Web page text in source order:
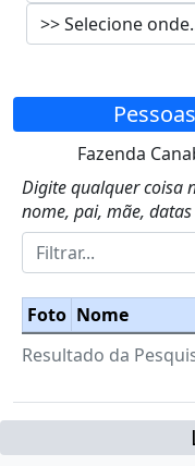
Fazenda
Digite qualquer coisa
nome, pai, mãe, datas
Foto Nome
Resultado da